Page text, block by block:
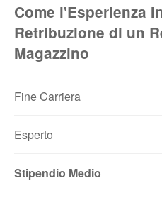
Come l'Esperienza
Retribuzione di un
Magazzino
Fine Carriera
Esperto
Stipendio Medio